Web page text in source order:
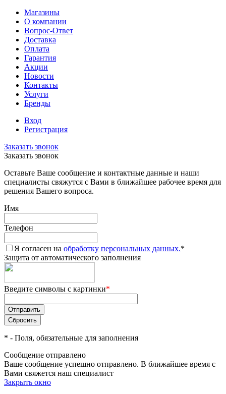
Магазины
О компании
Вопрос-Ответ
Доставка
Оплата
Гарантия
Акции
Новости
Контакты
Услуги
Бренды
Вход
Регистрация
Заказать звонок
Заказать звонок
Оставьте Ваше сообщение и контактные данные и наши
специалисты свяжутся с Вами в ближайшее рабочее время для
решения Вашего вопроса.
Имя
Телефон
Я согласен на обработку персональных данных.*
Защита от автоматического заполнения
Введите символы с картинки*
* - Поля, обязательные для заполнения
Сообщение отправлено
Ваше сообщение успешно отправлено. В ближайшее время с
Вами свяжется наш специалист
Закрыть окно